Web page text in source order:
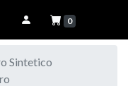
0
Sintetico